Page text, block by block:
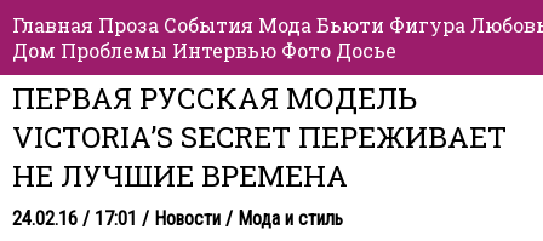
Главная Проза События Мода Бьюти Фигура
Дом Проблемы Интервью Фото Досье
ПЕРВАЯ РУССКАЯ МОДЕЛЬ
VICTORIA’S SECRET ПЕРЕЖИВАЕТ
НЕ ЛУЧШИЕ ВРЕМЕНА
24.02.16 / 17:01 / Новости / Мода и стиль